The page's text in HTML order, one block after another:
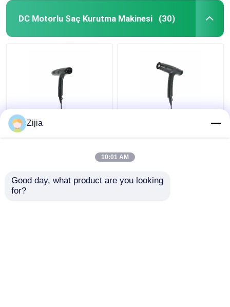
DC Motorlu Saç Kurutma Makinesi (30)
Yüksek Hızlı DC
Motorlu Saç Kurutma
110000rpm Katlanabilir
Kurutma Makinesi
Zijia
10:01 AM
Good day, what product are you looking
for?